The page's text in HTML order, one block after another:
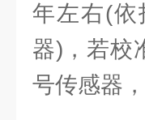
年左右(依
器)，若校
号传感器